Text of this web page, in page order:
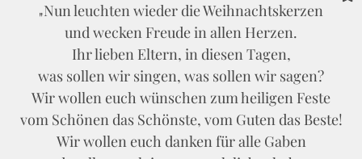
Nun leuchten wieder die Weihnachtskerzen
und wecken Freude in allen Herzen.
Ihr lieben Eltern, in diesen Tagen,
was sollen wir singen, was sollen wir sagen?
Wir wollen euch wünschen zum heiligen Feste
vom Schönen das Schönste, vom Guten das Beste!
Wir wollen euch danken für alle Gaben